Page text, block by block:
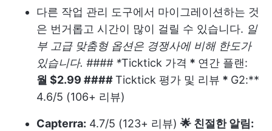
다른 작업 관리 도구에서 마이그레이션하는 것
은 번거롭고 시간이 많이 걸릴 수 있습니다. 일
부 고급 맞춤형 옵션은 경쟁사에 비해 한도가
있습니다. #### *Ticktick 가격 * 연간 플랜:
월 $2.99 ####Ticktick 평가 및 리뷰 * G2:**
4.6/5 (106+ 리뷰)
Capterra: 4.7/5 (123+ 리뷰) 🌟 친절한 알림: